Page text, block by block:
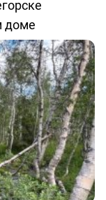
доме